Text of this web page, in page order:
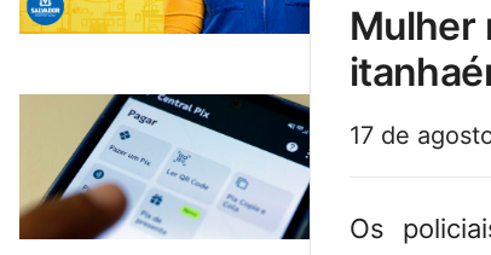
mulher nua é abordada por guardas na orla de
17 de
Os